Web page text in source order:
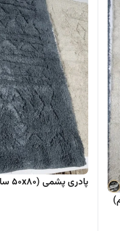
پادری پشمی (50x80 سانتی متر -دودی)